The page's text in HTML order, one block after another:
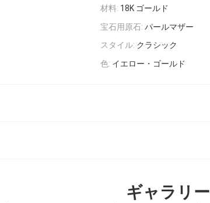
材料: 18K ゴールド
宝石用原石: パールマザー
スタイル: クラシック
色: イエロー・ゴールド
ギャラリー